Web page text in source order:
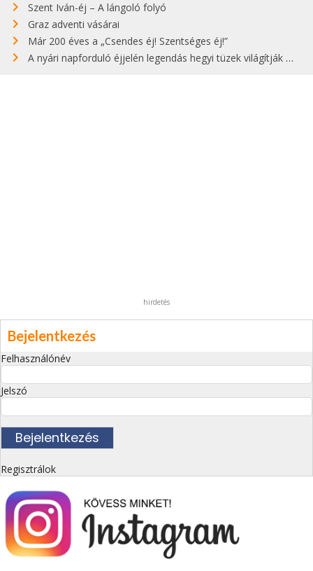
Szent Iván-éj – A lángoló folyó
Graz adventi vásárai
Már 200 éves a „Csendes éj! Szentséges éj!”
A nyári napforduló éjjelén legendás hegyi tüzek világítják meg Zugspitzét
hirdetés
Bejelentkezés
Felhasználónév
Jelszó
Regisztrálok